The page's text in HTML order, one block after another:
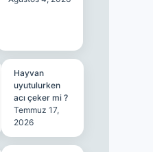
Hayvan
uyutulurken
acı çeker mi ?
Temmuz 17,
2026